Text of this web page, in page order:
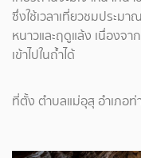
ซึ่งใช้เวลาเที่ยวชมประมา
หนาวและฤดูแล้ง เนื่องจ
เข้าไปในถ้ำได้
ที่ตั้ง ตำบลแม่อุสุ อำเภอ